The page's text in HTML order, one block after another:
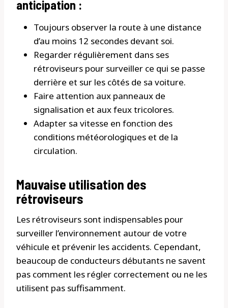
anticipation :
Toujours observer la route à une distance
d’au moins 12 secondes devant soi.
Regarder régulièrement dans ses
rétroviseurs pour surveiller ce qui se passe
derrière et sur les côtés de sa voiture.
Faire attention aux panneaux de
signalisation et aux feux tricolores.
Adapter sa vitesse en fonction des
conditions météorologiques et de la
circulation.
Mauvaise utilisation des
rétroviseurs
Les rétroviseurs sont indispensables pour
surveiller l’environnement autour de votre
véhicule et prévenir les accidents. Cependant,
beaucoup de conducteurs débutants ne savent
pas comment les régler correctement ou ne les
utilisent pas suffisamment.